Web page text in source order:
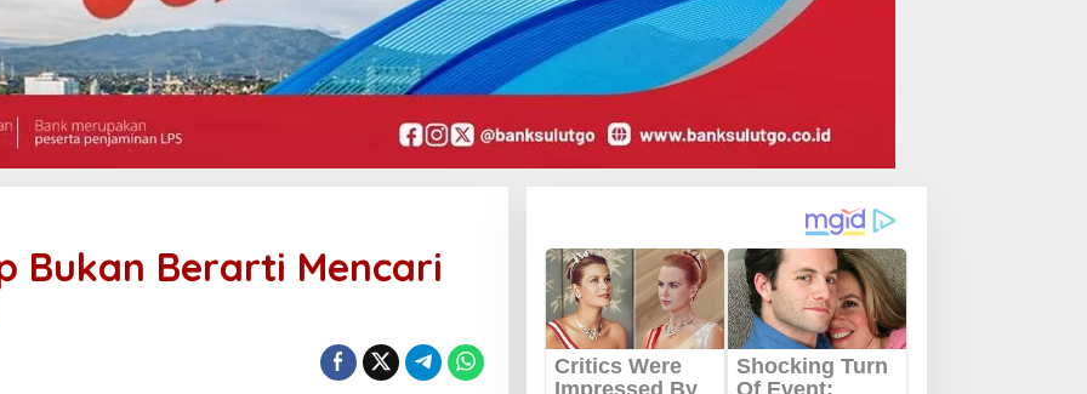
Bukan Berarti Mencari